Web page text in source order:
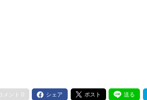
コメント 0 シェア ポスト 送る